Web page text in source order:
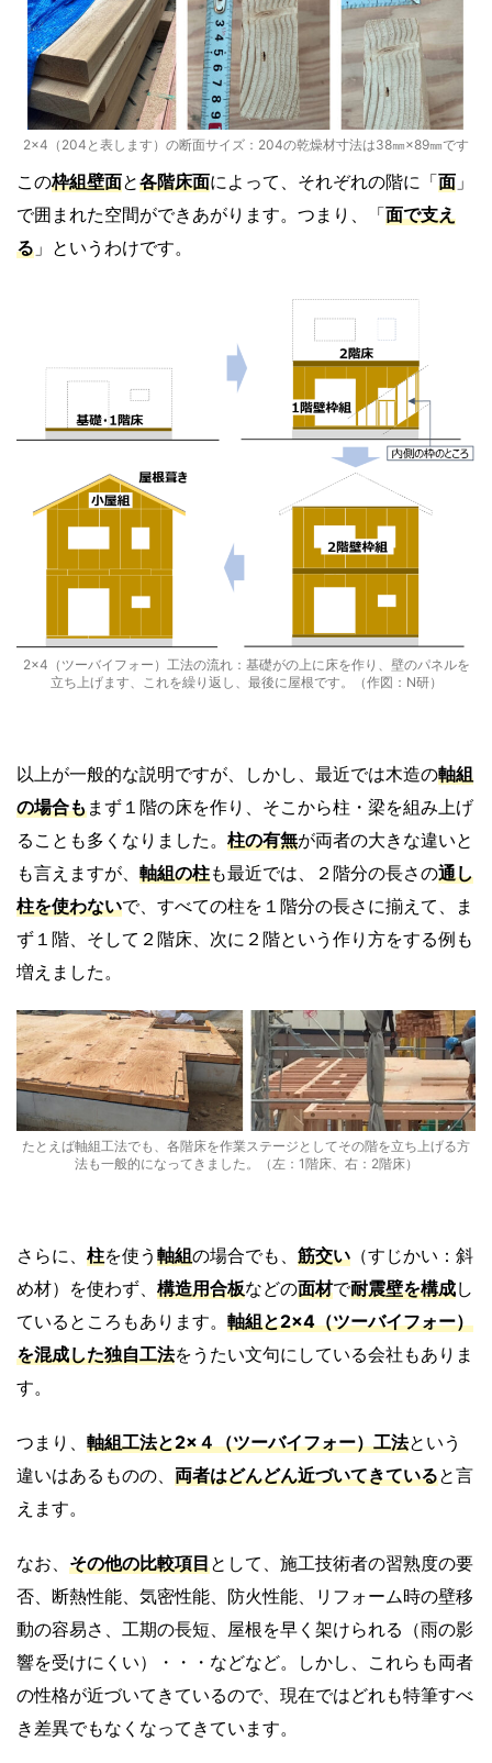
2×4（204と表します）の断面サイズ：204の乾燥材寸法は38㎜×89㎜です
この枠組壁面と各階床面によって、それぞれの階に「面 」
で囲まれた空間ができあがります。つまり、「面で支え
る 」というわけです。
2×4（ツーバイフォー）工法の流れ：基礎がの上に床を作り、壁のパネルを
立ち上げます、これを繰り返し、最後に屋根です。（作図：N研）
以上が一般的な説明ですが、しかし、最近では木造の軸組
の場合もまず１階の床を作り、そこから柱・梁を組み上げ
ることも多くなりました。 柱の有無が両者の大きな違いと
も言えますが、 軸組の柱も最近では、２階分の長さの通し
柱を使わないで、すべての柱を１階分の長さに揃えて、ま
ず１階、そして２階床、次に２階という作り方をする例も
増えました。
たとえば軸組工法でも、各階床を作業ステージとしてその階を立ち上げる方
法も一般的になってきました。（左：1階床、右：2階床）
さらに、 柱を使う 軸組の場合でも、 筋交い （すじかい：斜
め材）を使わず、 構造用合板などの面材で耐震壁を構成し
ているところもあります。 軸組と2×4（ツーバイフォー）
を混成した独自工法をうたい文句にしている会社もありま
す。
つまり、 軸組工法と2×４（ツーバイフォー）工法という
違いはあるものの、 両者はどんどん近づいてきていると言
えます。
なお、 その他の比較項目として、施工技術者の習熟度の要
否、断熱性能、気密性能、防火性能、リフォーム時の壁移
動の容易さ、工期の長短、屋根を早く架けられる（雨の影
響を受けにくい）・・・などなど。しかし、これらも両者
の性格が近づいてきているので、現在ではどれも特筆すべ
き差異でもなくなってきています。